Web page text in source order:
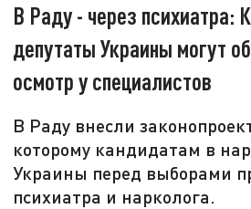
В Раду - через психиатра:
депутаты Украины могут
осмотр у специалистов
В Раду внесли
которому кандидатам в
Украины перед выборами
психиатра и нарколога.